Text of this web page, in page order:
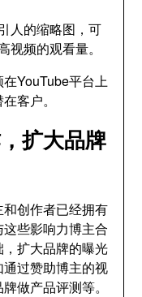
人的缩略图，可
频的观看量。
YouTube平台上
客户。
扩大品牌
创作者已经拥有
些影响力博主合
扩大品牌的曝光
过赞助博主的视
做产品评测等。